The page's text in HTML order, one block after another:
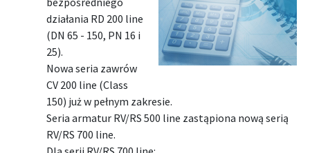
działania RD 200 line
(DN 65 - 150, PN 16 i
25).
Nowa seria zawrów
CV 200 line (Class
150) już w pełnym zakresie.
Seria armatur RV/RS 500 line zastąpiona nową serią
RV/RS 700 line.